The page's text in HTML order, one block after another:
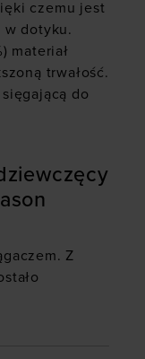
czemu jest
w dotyku.
materiał
trwałość.
sięgającą do
Z